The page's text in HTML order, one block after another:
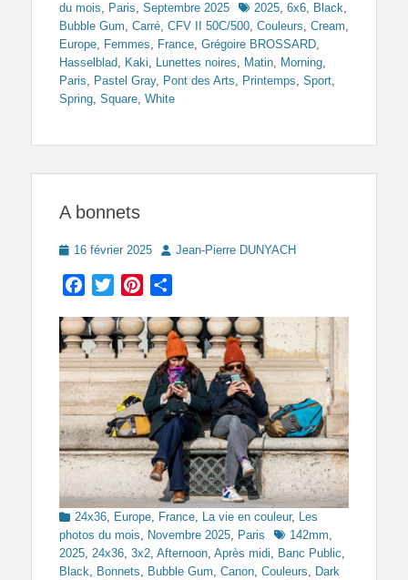
du mois
Paris Septembre 2025 Tags2025 6x6 Black
Bubble Gum Carré CFV II 50C/500 Couleurs Cream
Europe Femmes France Grégoire BROSSARD
Hasselblad Kaki Lunettes noires Matin Morning
Paris
Pastel Gray, Pont des Arts Printemps Sport
Spring Square White
A bonnets
Posted
16 février 2025 Author
Jean-Pierre DUNYACH
Facebook
TwitterPinterest
Categories
24x36, Europe, France, La vie en couleur, Les
photos du mois, Novembre 2025, Paris Tags142mm,
2025, 24x36, 3x2, Afternoon, Après midi, Banc Public,
Black, Bonnets, Bubble Gum, Canon, Couleurs, Dark